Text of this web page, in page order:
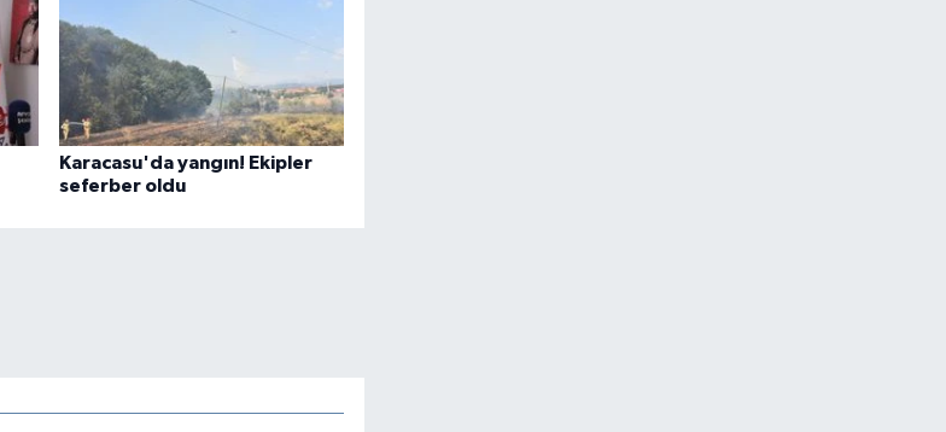
Karacasu'da yangın! Ekipler
seferber oldu